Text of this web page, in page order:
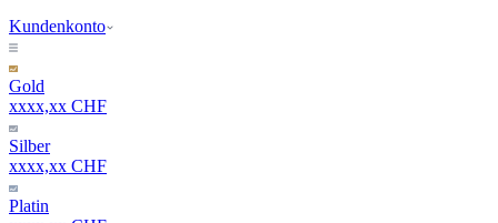
Kundenkonto
Gold
xxxx,xx CHF
Silber
xxxx,xx CHF
Platin